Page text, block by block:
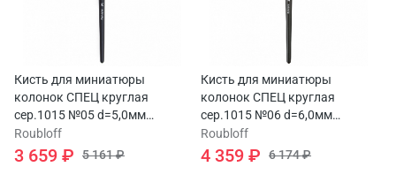
Кисть для миниатюры
колонок СПЕЦ круглая
сер.1015 №05 d=5,0мм
L=21мм ручка короткая
Roubloff
3 659 ₽ 5 161 ₽
Кисть для миниатюры
колонок СПЕЦ круглая
сер.1015 №06 d=6,0мм
L=24мм ручка короткая
Roubloff
4 359 ₽ 6 174 ₽